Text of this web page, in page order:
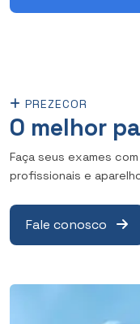
PREZECOR
O melhor
Faça seus exames
profissionais e
Fale conosco